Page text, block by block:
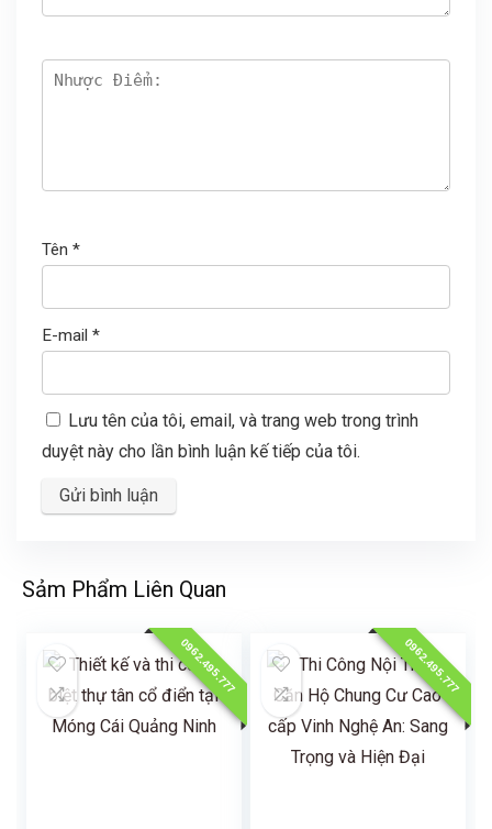
Tên *
E-mail *
Lưu tên của tôi, email, và trang web trong trình
duyệt này cho lần bình luận kế tiếp của tôi.
Sảm Phẩm Liên Quan
0962.495.777 0962.495.777